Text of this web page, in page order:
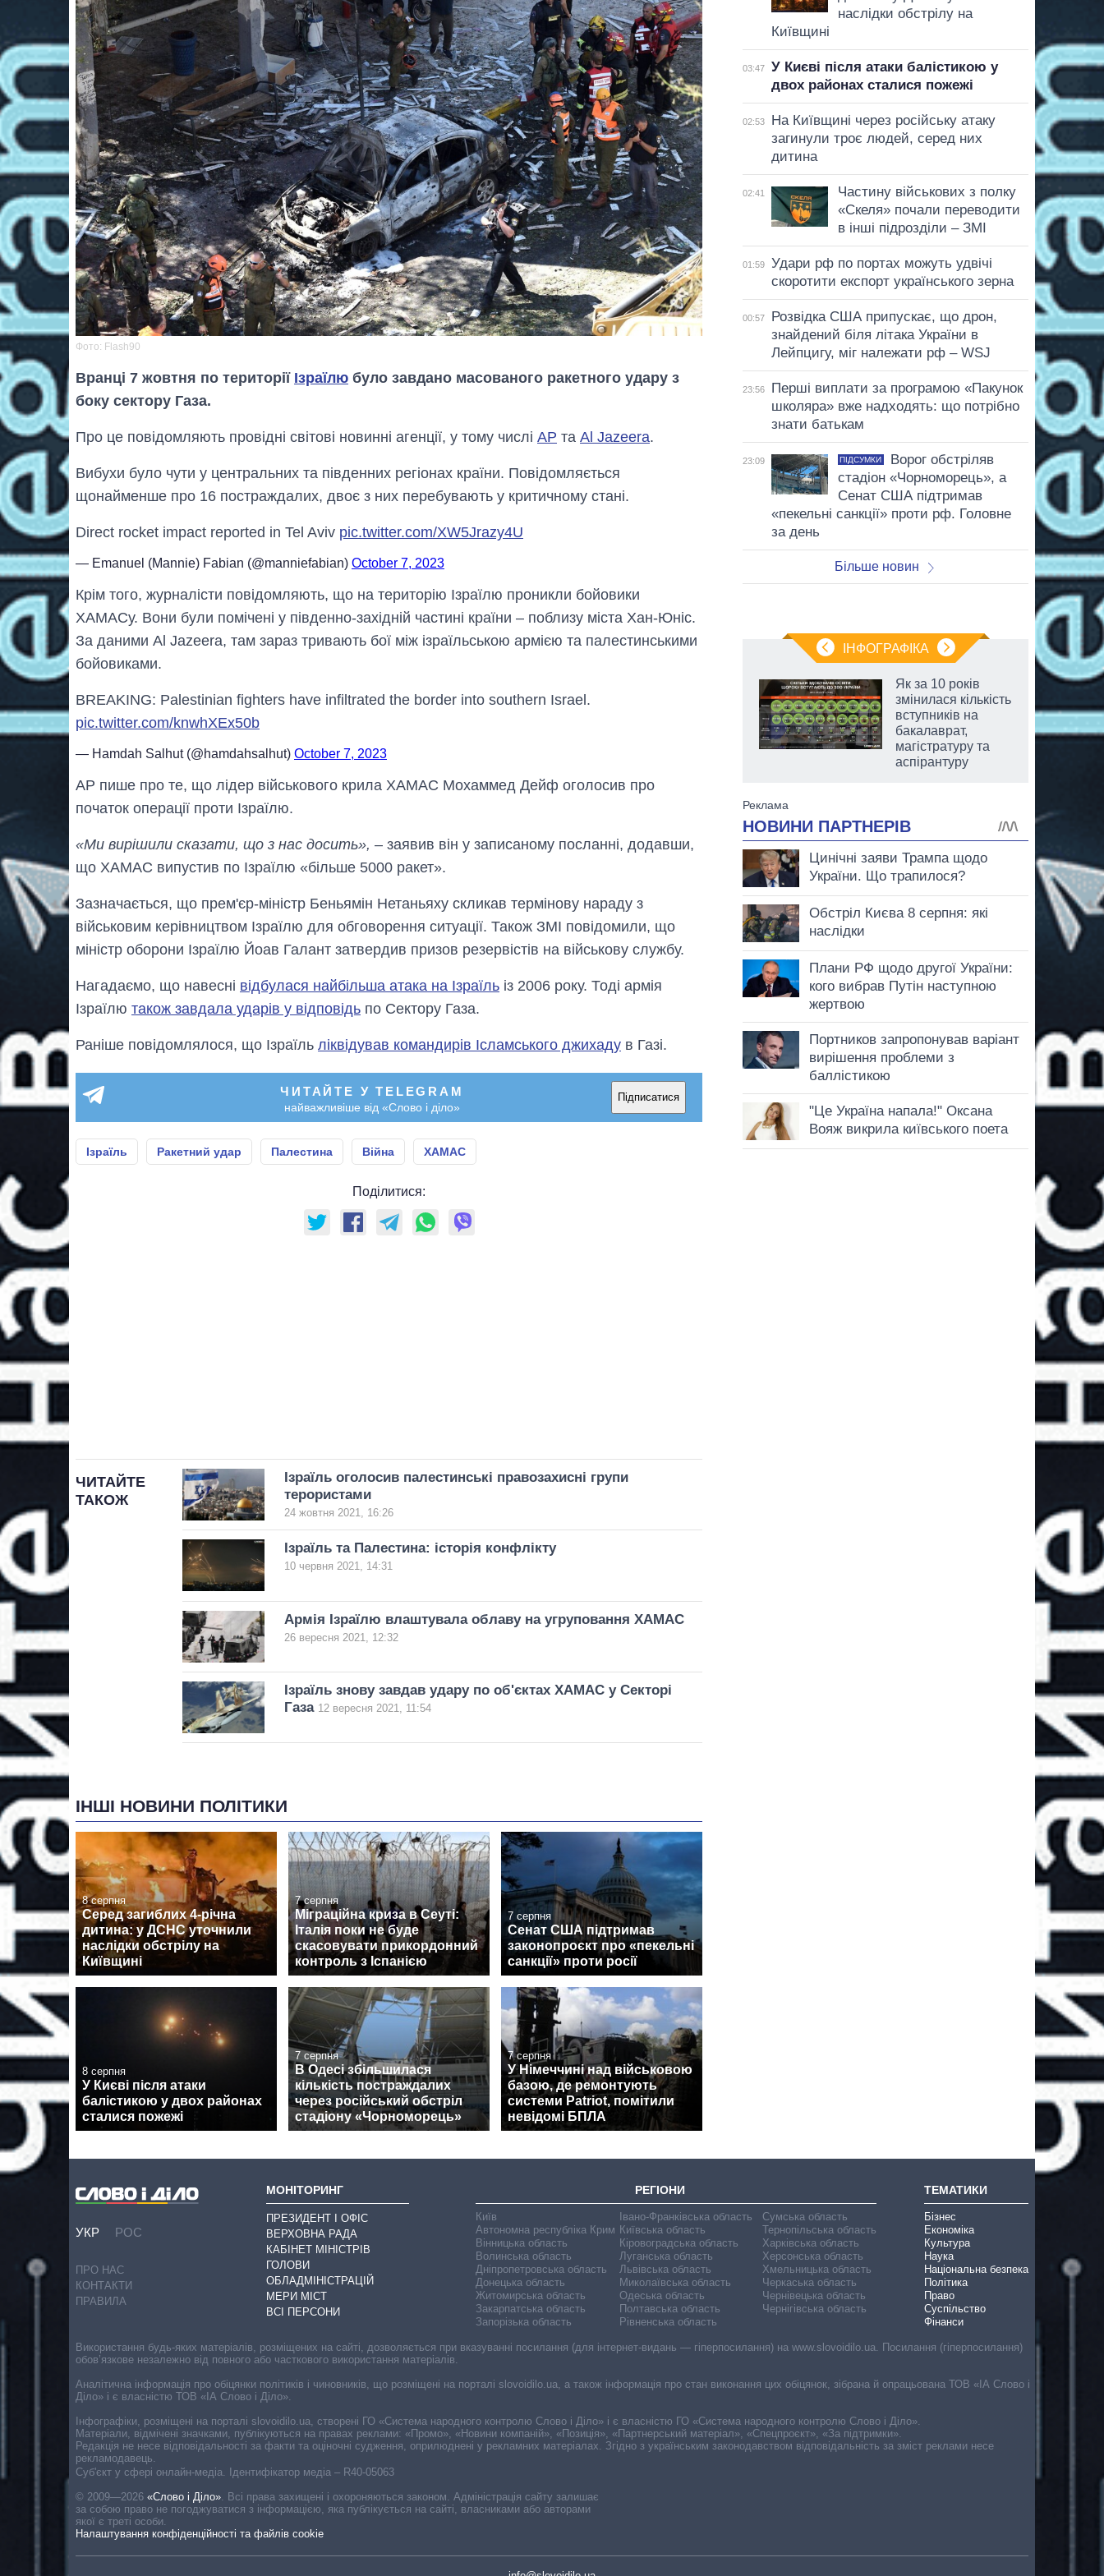
Фото: Flash90
Вранці 7 жовтня по території Ізраїлю було завдано масованого ракетного удару з
боку сектору Газа.
Про це повідомляють провідні світові новинні агенції, у тому числі AP та Al Jazeera.
Вибухи було чути у центральних та південних регіонах країни. Повідомляється
щонайменше про 16 постраждалих, двоє з них перебувають у критичному стані.
Direct rocket impact reported in Tel Aviv pic.twitter.com/XW5Jrazy4U
— Emanuel (Mannie) Fabian (@manniefabian) October 7, 2023
Крім того, журналісти повідомляють, що на територію Ізраїлю проникли бойовики
ХАМАСу. Вони були помічені у південно-західній частині країни – поблизу міста Хан-Юніс.
За даними Al Jazeera, там зараз тривають бої між ізраїльською армією та палестинськими
бойовиками.
BREAKING: Palestinian fighters have infiltrated the border into southern Israel.
pic.twitter.com/knwhXEx50b
— Hamdah Salhut (@hamdahsalhut) October 7, 2023
AP пише про те, що лідер військового крила ХАМАС Мохаммед Дейф оголосив про
початок операції проти Ізраїлю.
«Ми вирішили сказати, що з нас досить», – заявив він у записаному посланні, додавши,
що ХАМАС випустив по Ізраїлю «більше 5000 ракет».
Зазначається, що прем'єр-міністр Беньямін Нетаньяху скликав термінову нараду з
військовим керівництвом Ізраїлю для обговорення ситуації. Також ЗМІ повідомили, що
міністр оборони Ізраїлю Йоав Галант затвердив призов резервістів на військову службу.
Нагадаємо, що навесні відбулася найбільша атака на Ізраїль із 2006 року. Тоді армія
Ізраїлю також завдала ударів у відповідь по Сектору Газа.
Раніше повідомлялося, що Ізраїль ліквідував командирів Ісламського джихаду в Газі.
ЧИТАЙТЕ У TELEGRAM
найважливіше від «Слово і діло»
Підписатися
Ізраїль Ракетний удар Палестина Війна ХАМАС
Поділитися:
ЧИТАЙТЕ
ТАКОЖ
Ізраїль оголосив палестинські правозахисні групи
терористами
24 жовтня 2021, 16:26
Ізраїль та Палестина: історія конфлікту
10 червня 2021, 14:31
Армія Ізраїлю влаштувала облаву на угруповання ХАМАС
26 вересня 2021, 12:32
Ізраїль знову завдав удару по об'єктах ХАМАС у Секторі
Газа 12 вересня 2021, 11:54
ІНШІ НОВИНИ ПОЛІТИКИ
8 серпня
Серед загиблих 4-річна
дитина: у ДСНС уточнили
наслідки обстрілу на
Київщині
7 серпня
Міграційна криза в Сеуті:
Італія поки не буде
скасовувати прикордонний
контроль з Іспанією
7 серпня
Сенат США підтримав
законопроєкт про «пекельні
санкції» проти росії
8 серпня
У Києві після атаки
балістикою у двох районах
сталися пожежі
7 серпня
В Одесі збільшилася
кількість постраждалих
через російський обстріл
стадіону «Чорноморець»
7 серпня
У Німеччині над військовою
базою, де ремонтують
системи Patriot, помітили
невідомі БПЛА
наслідки обстрілу на
Київщині
03:47
У Києві після атаки балістикою у
двох районах сталися пожежі
02:53
На Київщині через російську атаку
загинули троє людей, серед них
дитина
02:41
Частину військових з полку
«Скеля» почали переводити
в інші підрозділи – ЗМІ
01:59
Удари рф по портах можуть удвічі
скоротити експорт українського зерна
00:57
Розвідка США припускає, що дрон,
знайдений біля літака України в
Лейпцигу, міг належати рф – WSJ
23:56
Перші виплати за програмою «Пакунок
школяра» вже надходять: що потрібно
знати батькам
23:09 ПІДСУМКИ
Ворог обстріляв
стадіон «Чорноморець», а
Сенат США підтримав
«пекельні санкції» проти рф. Головне
за день
Більше новин
ІНФОГРАФІКА
Як за 10 років
змінилася кількість
вступників на
бакалаврат,
магістратуру та
аспірантуру
УКР РОС
ПРО НАС
КОНТАКТИ
ПРАВИЛА
МОНІТОРИНГ
ПРЕЗИДЕНТ І ОФІС
ВЕРХОВНА РАДА
КАБІНЕТ МІНІСТРІВ
ГОЛОВИ
ОБЛАДМІНІСТРАЦІЙ
МЕРИ МІСТ
ВСІ ПЕРСОНИ
РЕГІОНИ
Київ
Автономна республіка Крим
Вінницька область
Волинська область
Дніпропетровська область
Донецька область
Житомирська область
Закарпатська область
Запорізька область
Івано-Франківська область
Київська область
Кіровоградська область
Луганська область
Львівська область
Миколаївська область
Одеська область
Полтавська область
Рівненська область
Сумська область
Тернопільська область
Харківська область
Херсонська область
Хмельницька область
Черкаська область
Чернівецька область
Чернігівська область
ТЕМАТИКИ
Бізнес
Економіка
Культура
Наука
Національна безпека
Політика
Право
Суспільство
Фінанси
Cуб'єкт у сфері онлайн-медіа. Ідентифікатор медіа – R40-05063
© 2009—2026 «Слово і Діло» Всі права захищені і охороняються законом. Адміністрація сайту залишає
за собою право не погоджуватися з інформацією, яка публікується на сайті, власниками або авторами
якої є треті особи.
Налаштування конфіденційності та файлів cookie
Використання будь-яких матеріалів, розміщених на сайті, дозволяється при вказуванні посилання (для інтернет-видань — гіперпосилання) на www.slovoidilo.ua. Посилання (гіперпосилання)
обов’язкове незалежно від повного або часткового використання матеріалів.
Аналітична інформація про обіцянки політиків і чиновників, що розміщені на порталі slovoidilo.ua, а також інформація про стан виконання цих обіцянок, зібрана й опрацьована ТОВ «ІА Слово і
Діло» і є власністю ТОВ «ІА Слово і Діло».
Інфографіки, розміщені на порталі slovoidilo.ua, створені ГО «Система народного контролю Слово і Діло» і є власністю ГО «Система народного контролю Слово і Діло».
Матеріали, відмічені значками, публікуються на правах реклами: «Промо», «Новини компаній», «Позиція», «Партнерський матеріал», «Спецпроєкт», «За підтримки».
Редакція не несе відповідальності за факти та оціночні судження, оприлюднені у рекламних матеріалах. Згідно з українським законодавством відповідальність за зміст реклами несе
рекламодавець.